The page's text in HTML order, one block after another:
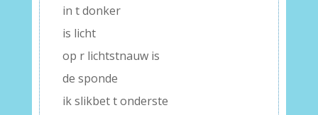
in t donker
is licht
op r lichtstnauw is
de sponde
ik slikbet t onderste